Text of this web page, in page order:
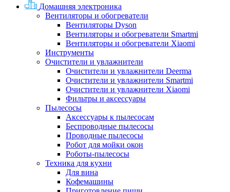
Домашняя электроника
Вентиляторы и обогреватели
Вентиляторы Dyson
Вентиляторы и обогреватели Smartmi
Вентиляторы и обогреватели Xiaomi
Инструменты
Очистители и увлажнители
Очистители и увлажнители Deerma
Очистители и увлажнители Smartmi
Очистители и увлажнители Xiaomi
Фильтры и аксессуары
Пылесосы
Аксессуары к пылесосам
Беспроводные пылесосы
Проводные пылесосы
Робот для мойки окон
Роботы-пылесосы
Техника для кухни
Для вина
Кофемашины